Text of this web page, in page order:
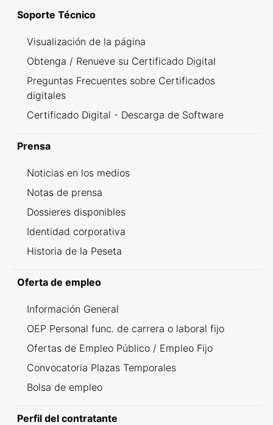
Soporte Técnico
Visualización de la página
Obtenga / Renueve su Certificado Digital
Preguntas Frecuentes sobre Certificados
digitales
Certificado Digital - Descarga de Software
Prensa
Noticias en los medios
Notas de prensa
Dossieres disponibles
Identidad corporativa
Historia de la Peseta
Oferta de empleo
Información General
OEP Personal func. de carrera o laboral fijo
Ofertas de Empleo Público / Empleo Fijo
Convocatoria Plazas Temporales
Bolsa de empleo
Perfil del contratante